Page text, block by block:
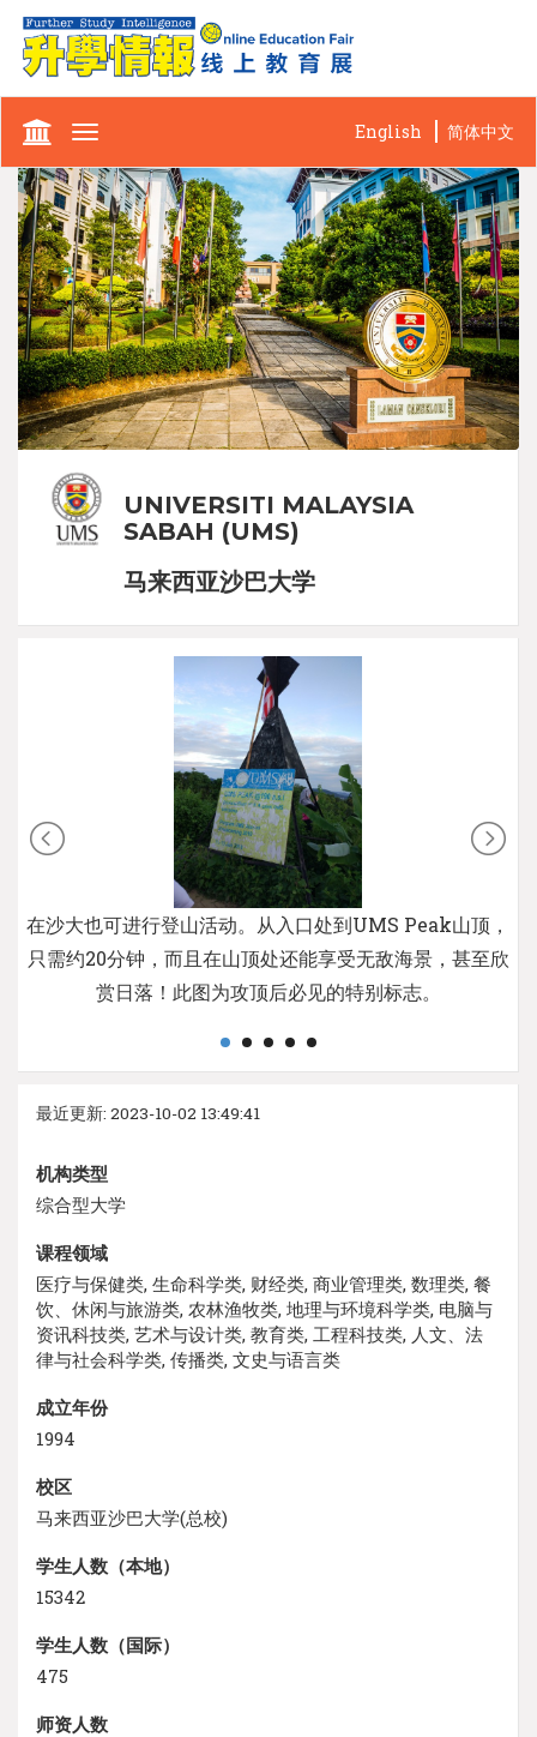
Toggle
English 简体中文
UNIVERSITI MALAYSIA
SABAH (UMS)
马来西亚沙巴大学
在沙大也可进行登山活动。从入口处到UMS Peak山顶，
只需约20分钟，而且在山顶处还能享受无敌海景，甚至欣
赏日落！此图为攻顶后必见的特别标志。
最近更新: 2023-10-02 13:49:41
机构类型
综合型大学
课程领域
医疗与保健类, 生命科学类, 财经类, 商业管理类, 数理类, 餐
饮、休闲与旅游类, 农林渔牧类, 地理与环境科学类, 电脑与
资讯科技类, 艺术与设计类, 教育类, 工程科技类, 人文、法
律与社会科学类, 传播类, 文史与语言类
成立年份
1994
校区
马来西亚沙巴大学(总校)
学生人数（本地）
15342
学生人数（国际）
475
师资人数